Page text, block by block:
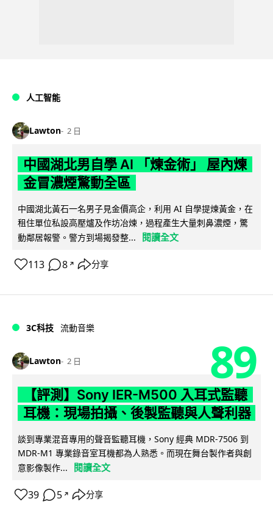
人工智能
Lawton 2 日
中國湖北男自學 AI 「煉金術」 屋內煉
金冒濃煙驚動全區
中國湖北黃石一名男子見金價高企，利用 AI 自學提煉黃金，在
租住單位私設高壓爐及作坊冶煉，過程產生大量刺鼻濃煙，驚
動鄰居報警。警方到場揭發整...
閱讀全文
113 8 ↗ 分享
3C科技 流動音樂
Lawton 2 日 89
【評測】Sony IER-M500 入耳式監聽
耳機：現場拍攝、後製監聽與人聲利器
談到專業混音專用的聲音監聽耳機，Sony 經典 MDR-7506 到
MDR-M1 專業錄音室耳機都為人熟悉。而現在舞台製作者與創
意影像製作...
閱讀全文
39 5 ↗ 分享